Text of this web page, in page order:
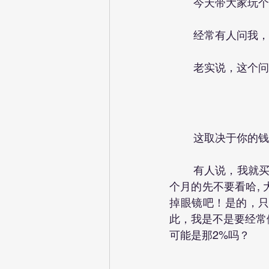
今天带大家玩
经常有人问我
老实说，这个
这取决于你的
	有人说，我就买标普500，你看最近十年长得多好啊！是啊，历史上最大的牛市呢。这几
个月的先不要看哈,
掉眼镜吧！是的，
此，我是不是要经
可能是那2%吗？